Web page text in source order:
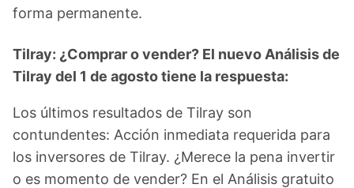
forma permanente.
Tilray: ¿Comprar o vender? El nuevo Análisis de
Tilray del 1 de agosto tiene la respuesta:
Los últimos resultados de Tilray son
contundentes: Acción inmediata requerida para
los inversores de Tilray. ¿Merece la pena invertir
o es momento de vender? En el Análisis gratuito